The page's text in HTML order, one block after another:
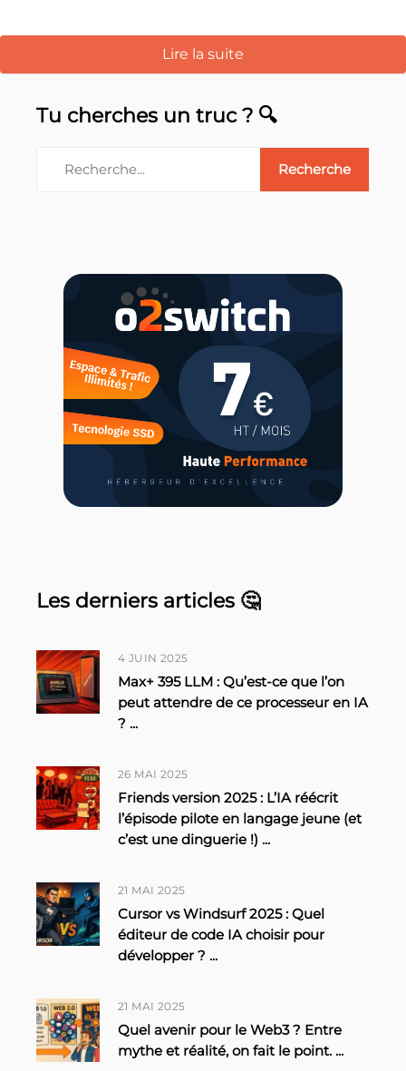
Lire la suite
Tu cherches un truc ? 🔍
Les derniers articles 🤔
4 JUIN 2025
Max+ 395 LLM : Qu’est-ce que l’on
peut attendre de ce processeur en IA
? ...
26 MAI 2025
Friends version 2025 : L’IA réécrit
l’épisode pilote en langage jeune (et
c’est une dinguerie !) ...
21 MAI 2025
Cursor vs Windsurf 2025 : Quel
éditeur de code IA choisir pour
développer ? ...
21 MAI 2025
Quel avenir pour le Web3 ? Entre
mythe et réalité, on fait le point. ...